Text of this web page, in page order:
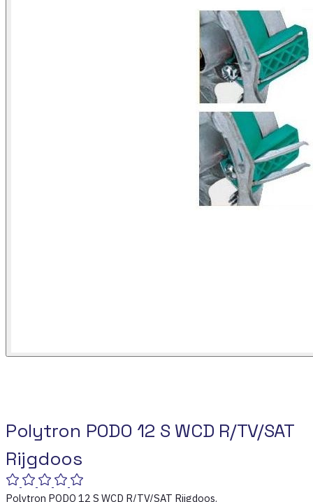
Polytron PODO 12 S WCD R/TV/SAT
Rijgdoos
Polytron PODO 12 S WCD R/TV/SAT Rijgdoos.